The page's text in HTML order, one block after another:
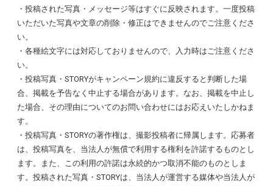
・投稿された写真・メッセージ等はすぐに反映されます。一度投稿
いただいた写真や文章の削除・修正はできませんのでご注意くださ
い。
・各種絵文字には対応しておりませんので、入力時はご注意くださ
い。
・投稿写真・ STORYがキャンペーン規約に違反すると判断した場
合、掲載を予告なく中止する場合があります。なお、掲載を中止し
た場合、その理由についてのお問い合わせにはお応えいたしかねま
す。
・投稿写真・ STORYの著作権は、撮影投稿者に帰属します。応募者
は、投稿写真を、当法人が無償で利用する権利を許諾するものとし
ます。また、この利用の許諾は永続的かつ取消不能のものとしま
す。投稿された写真・ STORYは、当法人が運営する媒体や当法人が